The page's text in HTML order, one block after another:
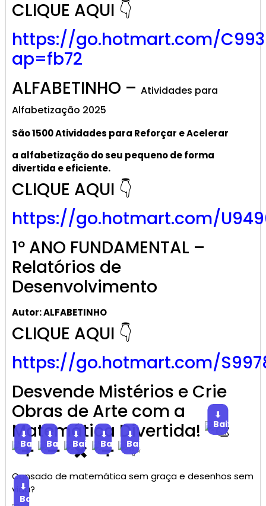
CLIQUE AQUI 👇
https://go.hotmart.com/
ap=fb72
ALFABETINHO – Atividades para
Alfabetização 2025
São 1500 Atividades para Reforçar e Acelerar
a alfabetizaçãodo seu pequeno de forma
divertida e eficiente.
CLIQUE AQUI 👇
https://go.hotmart.com/
1º ANO FUNDAMENTAL –
Relatórios de
Desenvolvimento
Autor: ALFABETINHO
CLIQUE AQUI 👇
https://go.hotmart.com/
Desvende Mistérios e Crie
Obras de Arte com a
Matemática Divertida!
⬇
Baixar
⬇
Baixar
⬇
Baixar
⬇
Baixar
⬇
Baixar
⬇
Baixar
Cansado de matemática sem graça e desenhos sem
vida?
⬇
Baixar